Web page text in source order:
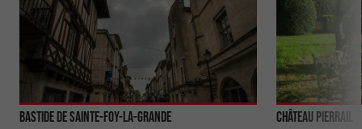
Bastide de Sainte-Foy-la-Grande Château Pierrail